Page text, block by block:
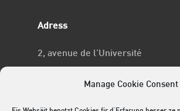
Manage Cookie Consent
Adress
2, avenue de l’Université
No RCSL